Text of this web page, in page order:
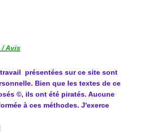
/ Avis
présentées sur ce site sont
Bien que les textes de ce
©, ils ont été piratés. Aucune
à ces méthodes. J'exerce